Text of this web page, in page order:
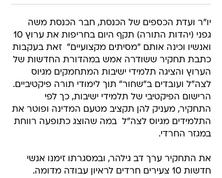
יו"ר ועדת הכספים של הכנסת, חבר הכנסת משה
גפני (יהדות התורה) תקף היום בחריפות את ערוץ 10
ואנשיו וכינה אותם "מסיתים מקצועיים"  זאת בעקבות
כתבת תחקיר ששודרה אמש במהדורת החדשות של
הערוץ והציגה תלמידי ישיבות המתחמקים מגיוס
לצה"ל ועובדים ב"שחור" תוך לימודי תורה פיקטיביים.
הרישום הפיקטיבי של תלמידי ישיבות, כך לפי
התחקיר, מעניק להן תקציב מטעם המדינה ופוטר את
התלמידים מגיוס לצה"ל  במה שהוצג כתופעה רווחת
במגזר החרדי.
את התחקיר ערך דב גילהר, ובמסגרתו זימנו אנשי
חדשות 10 צעירים חרדים לראיון עבודה מדומה.